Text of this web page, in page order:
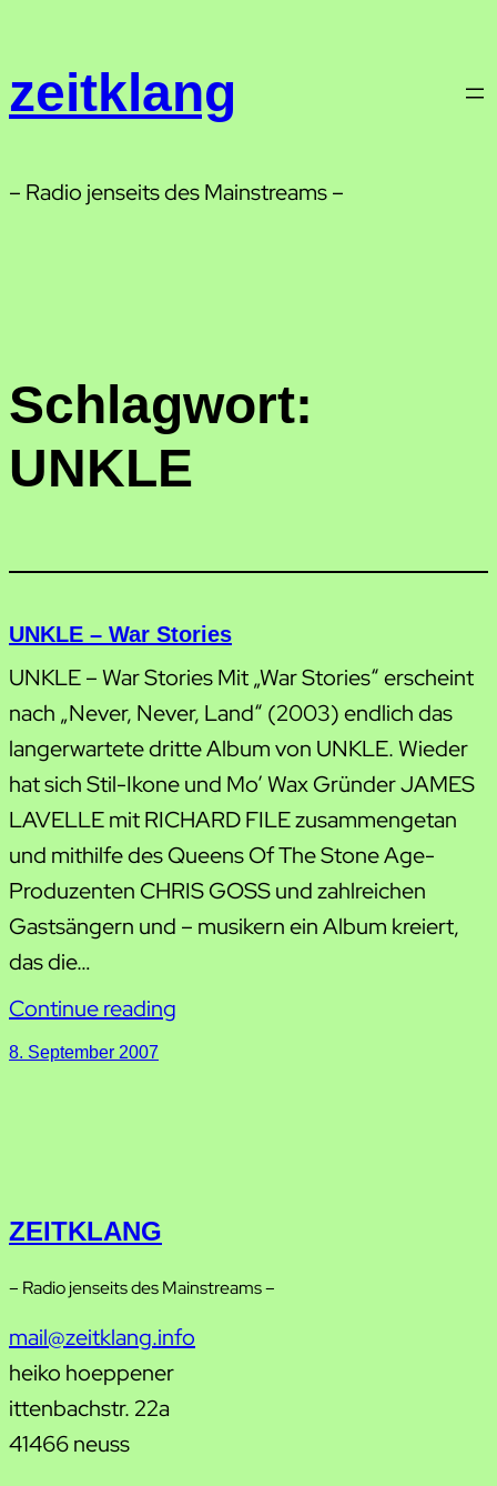
springen
zeitklang
– Radio jenseits des Mainstreams –
Schlagwort:
UNKLE
UNKLE – War Stories
UNKLE – War Stories Mit „War Stories“ erscheint
nach „Never, Never, Land“ (2003) endlich das
langerwartete dritte Album von UNKLE. Wieder
hat sich Stil-Ikone und Mo’ Wax Gründer JAMES
LAVELLE mit RICHARD FILE zusammengetan
und mithilfe des Queens Of The Stone Age-
Produzenten CHRIS GOSS und zahlreichen
Gastsängern und – musikern ein Album kreiert,
das die…
Continue reading
8. September 2007
ZEITKLANG
– Radio jenseits des Mainstreams –
mail@zeitklang.info
heiko hoeppener
ittenbachstr. 22a
41466 neuss